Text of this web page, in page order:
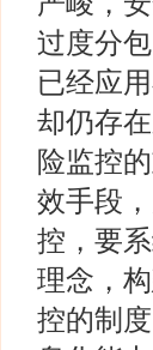
过度分
已经应
却仍存
险监控
效手段
控，要
理念，
控的制